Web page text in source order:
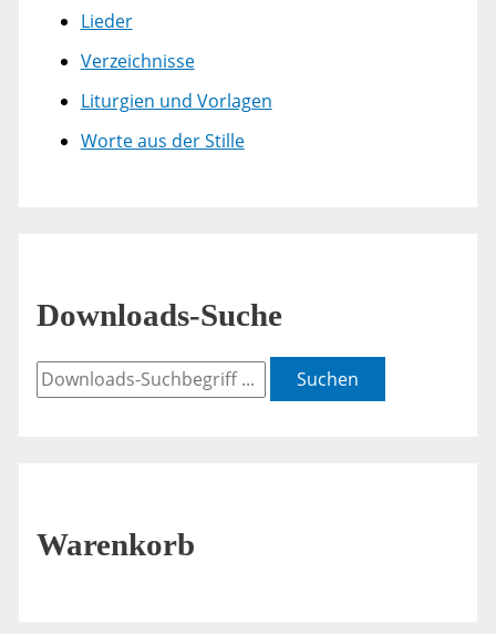
Lieder
Verzeichnisse
Liturgien und Vorlagen
Worte aus der Stille
Downloads-Suche
Suchen
Warenkorb